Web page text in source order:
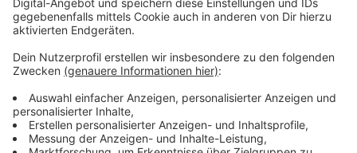
selbstständig in Schichten ein und nur bei Fragen
stand die Stationsleitung zu Seite. Nach Angaben des
diesen Wunschdienstpaln wesentlich zufriedener als
nötig bereitwilliger Schichten mit ihren Kollegen. Für
das Bocholter Krankenhaus ist das Grund genug, die
innovative Dienstplangestaltung jetzt auch auf